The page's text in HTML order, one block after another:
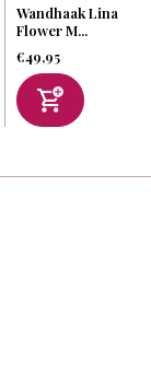
Wandhaak Lina
Flower M...
€49,95